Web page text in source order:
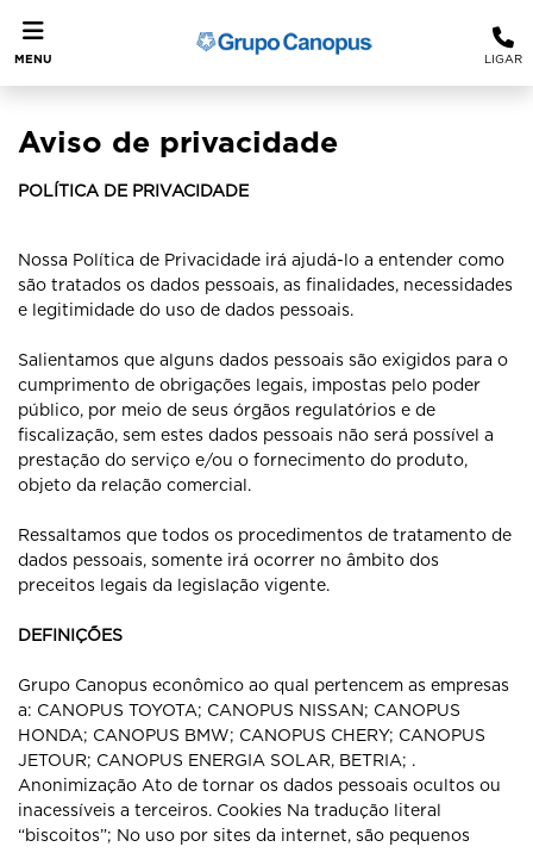
MENU LIGAR
Aviso de privacidade
POLÍTICA DE PRIVACIDADE
Nossa Política de Privacidade irá ajudá-lo a entender como
são tratados os dados pessoais, as finalidades, necessidades
e legitimidade do uso de dados pessoais.
Salientamos que alguns dados pessoais são exigidos para o
cumprimento de obrigações legais, impostas pelo poder
público, por meio de seus órgãos regulatórios e de
fiscalização, sem estes dados pessoais não será possível a
prestação do serviço e/ou o fornecimento do produto,
objeto da relação comercial.
Ressaltamos que todos os procedimentos de tratamento de
dados pessoais, somente irá ocorrer no âmbito dos
preceitos legais da legislação vigente.
DEFINIÇÕES
Grupo Canopus econômico ao qual pertencem as empresas
a: CANOPUS TOYOTA; CANOPUS NISSAN; CANOPUS
HONDA; CANOPUS BMW; CANOPUS CHERY; CANOPUS
JETOUR; CANOPUS ENERGIA SOLAR, BETRIA; .
Anonimização Ato de tornar os dados pessoais ocultos ou
inacessíveis a terceiros. Cookies Na tradução literal
“biscoitos”; No uso por sites da internet, são pequenos